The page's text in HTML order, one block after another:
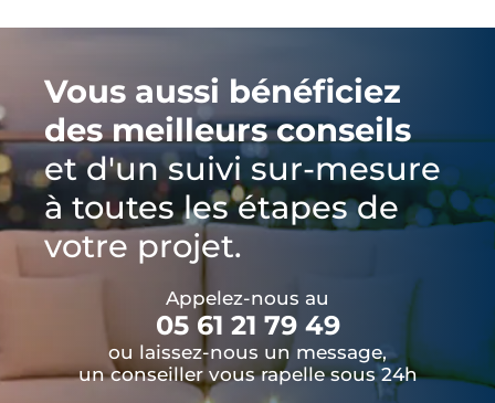
Vous aussi bénéficiez
des meilleurs conseils
et d'un suivi sur-mesure
à toutes les étapes de
votre projet.
Appelez-nous au
05 61 21 79 49
ou laissez-nous un message,
un conseiller vous rapelle sous 24h